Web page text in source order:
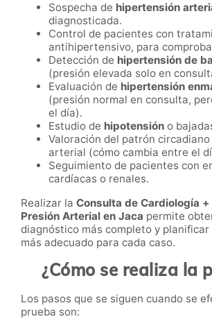
Sospecha de hipertensión
diagnosticada.
Control de pacientes con
antihipertensivo, para
Detección de hipertensión de
(presión elevada solo en
Evaluación de hipertensión
(presión normal en consulta,
el día).
Estudio de hipotensión o
Valoración del patrón
arterial (cómo cambia entre el
Seguimiento de pacientes con
cardíacas o renales.
Realizar la Consulta de Cardiología
Presión Arterial en Jaca permite
diagnóstico más completo y
más adecuado para cada caso.
¿Cómo se realiza la
Los pasos que se siguen cuando se
prueba son: